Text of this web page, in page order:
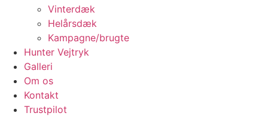
Vinterdæk
Helårsdæk
Kampagne/brugte
Hunter Vejtryk
Galleri
Om os
Kontakt
Trustpilot